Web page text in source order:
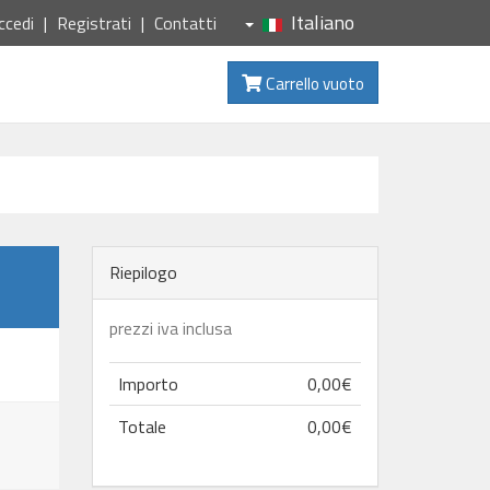
Registrati Contatti Italiano
Carrello vuoto
Riepilogo
prezzi iva inclusa
Importo
0,00€
Totale
0,00€